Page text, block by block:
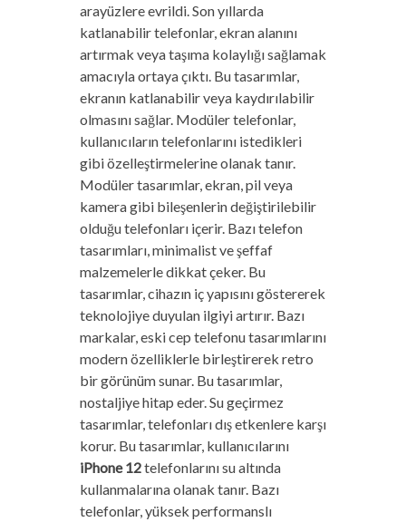
arayüzlere evrildi. Son yıllarda
katlanabilir telefonlar, ekran alanını
artırmak veya taşıma kolaylığı sağlamak
amacıyla ortaya çıktı. Bu tasarımlar,
ekranın katlanabilir veya kaydırılabilir
olmasını sağlar. Modüler telefonlar,
kullanıcıların telefonlarını istedikleri
gibi özelleştirmelerine olanak tanır.
Modüler tasarımlar, ekran, pil veya
kamera gibi bileşenlerin değiştirilebilir
olduğu telefonları içerir. Bazı telefon
tasarımları, minimalist ve şeffaf
malzemelerle dikkat çeker. Bu
tasarımlar, cihazın iç yapısını göstererek
teknolojiye duyulan ilgiyi artırır. Bazı
markalar, eski cep telefonu tasarımlarını
modern özelliklerle birleştirerek retro
bir görünüm sunar. Bu tasarımlar,
nostaljiye hitap eder. Su geçirmez
tasarımlar, telefonları dış etkenlere karşı
korur. Bu tasarımlar, kullanıcılarını
iPhone 12telefonlarını su altında
kullanmalarına olanak tanır. Bazı
telefonlar, yüksek performanslı